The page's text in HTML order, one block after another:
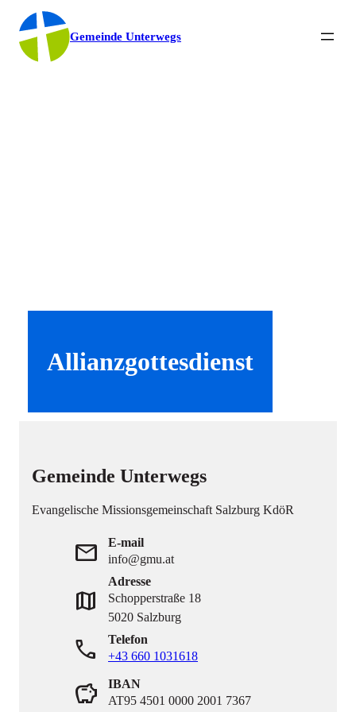
Gemeinde Unterwegs
Allianzgottesdienst
Gemeinde Unterwegs
Evangelische Missionsgemeinschaft Salzburg KdöR
mail
E-mail
info@gmu.at
map
Adresse
Schopperstraße 18
5020 Salzburg
phone
Telefon
+43 660 1031618
savings
IBAN
AT95 4501 0000 2001 7367